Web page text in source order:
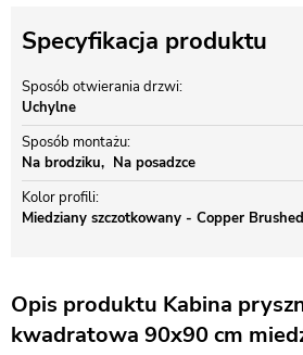
Specyfikacja produktu
Sposób otwierania drzwi
Uchylne
Sposób montażu
Na brodziku
Na posadzce
Kolor profili
Miedziany szczotkowany - Copper Brushed
Opis produktu Kabina
kwadratowa 90x90 cm